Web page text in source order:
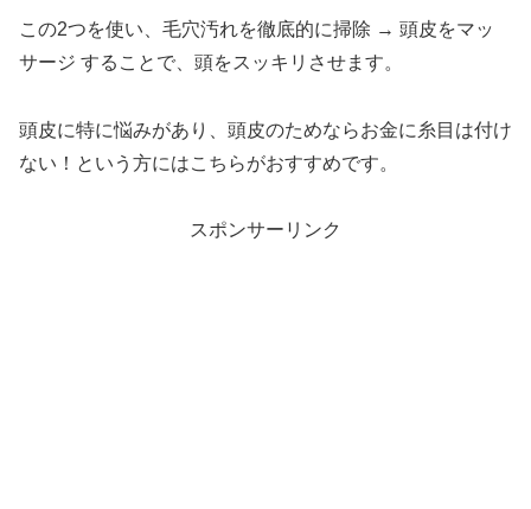
この2つを使い、毛穴汚れを徹底的に掃除 → 頭皮をマッ
サージ することで、頭をスッキリさせます。
頭皮に特に悩みがあり、頭皮のためならお金に糸目は付け
ない！という方にはこちらがおすすめです。
スポンサーリンク